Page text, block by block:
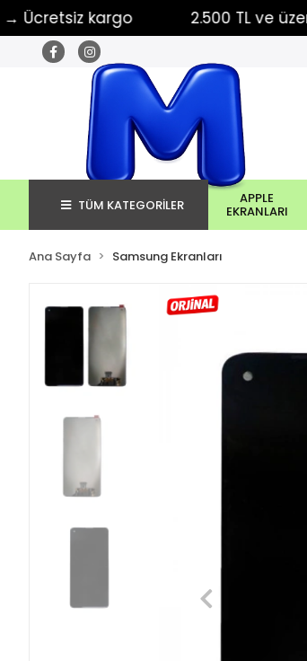
kargo 2.500 TL ve üzeri →
TÜM KATEGORİLER APPLE
EKRANLARI
Ana Sayfa Samsung Ekranları